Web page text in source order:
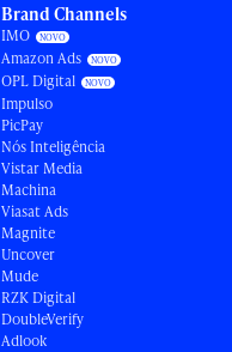
Brand Channels
IMO
Amazon Ads
OPL Digital
Impulso
PicPay
Nós Inteligência
Vistar Media
Machina
Viasat Ads
Magnite
Uncover
Mude
RZK Digital
DoubleVerify
Adlook